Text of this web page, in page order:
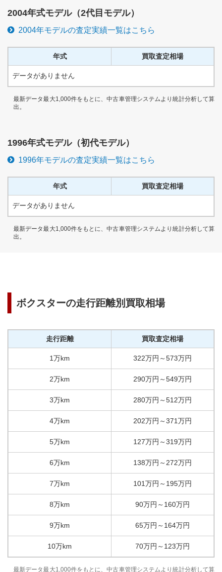
2004年式モデル（2代目 モデル）
2004年モデルの査定実績一覧はこちら
年式 買取査定相場
データがありません
最新データ最大1,000件をもとに、中古車管理システムより統計分析して算
出。
1996年式モデル（初代モデル）
1996年モデルの査定実績一覧はこちら
年式 買取査定相場
データがありません
最新データ最大1,000件をもとに、中古車管理システムより統計分析して算
出。
ボクスターの走行距離別買取相場
走行距離 買取査定相場
1万km 322万円 ～573万円
2万km 290万円 ～549万円
3万km 280万円 ～512万円
4万km 202万円 ～371万円
5万km 127万円 ～319万円
6万km 138万円 ～ 272万円
7万km 101万円 ～ 195万円
8万km 90万円 ～ 160万円
9万km 65万円 ～ 164万円
10万km 70万円 ～ 123万円
最新データ最大1,000件をもとに、中古車管理システムより統計分析して算